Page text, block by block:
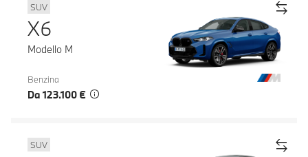
SUV
X6
Modello M
Benzina
Da 123.100 €
SUV